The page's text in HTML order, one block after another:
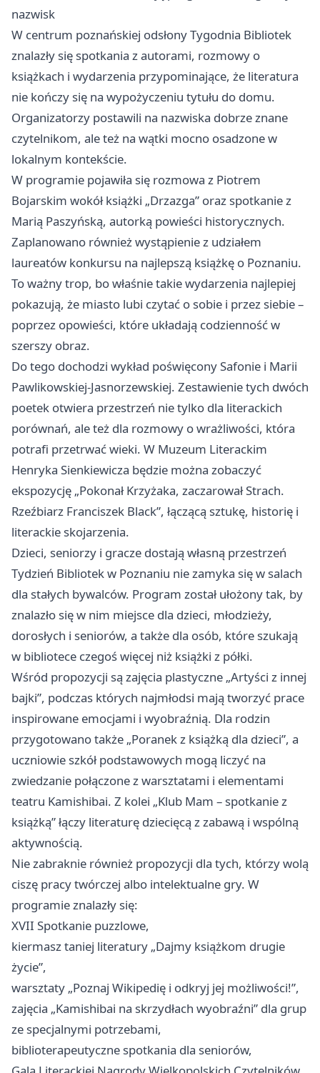
nazwisk
W centrum poznańskiej odsłony Tygodnia Bibliotek
znalazły się spotkania z autorami, rozmowy o
książkach i wydarzenia przypominające, że literatura
nie kończy się na wypożyczeniu tytułu do domu.
Organizatorzy postawili na nazwiska dobrze znane
czytelnikom, ale też na wątki mocno osadzone w
lokalnym kontekście.
W programie pojawiła się rozmowa z Piotrem
Bojarskim wokół książki „Drzazga” oraz spotkanie z
Marią Paszyńską, autorką powieści historycznych.
Zaplanowano również wystąpienie z udziałem
laureatów konkursu na najlepszą książkę o Poznaniu.
To ważny trop, bo właśnie takie wydarzenia najlepiej
pokazują, że miasto lubi czytać o sobie i przez siebie –
poprzez opowieści, które układają codzienność w
szerszy obraz.
Do tego dochodzi wykład poświęcony Safonie i Marii
Pawlikowskiej-Jasnorzewskiej. Zestawienie tych dwóch
poetek otwiera przestrzeń nie tylko dla literackich
porównań, ale też dla rozmowy o wrażliwości, która
potrafi przetrwać wieki. W Muzeum Literackim
Henryka Sienkiewicza będzie można zobaczyć
ekspozycję „Pokonał Krzyżaka, zaczarował Strach.
Rzeźbiarz Franciszek Black”, łączącą sztukę, historię i
literackie skojarzenia.
Dzieci, seniorzy i gracze dostają własną przestrzeń
Tydzień Bibliotek w Poznaniu nie zamyka się w salach
dla stałych bywalców. Program został ułożony tak, by
znalazło się w nim miejsce dla dzieci, młodzieży,
dorosłych i seniorów, a także dla osób, które szukają
w bibliotece czegoś więcej niż książki z półki.
Wśród propozycji są zajęcia plastyczne „Artyści z innej
bajki”, podczas których najmłodsi mają tworzyć prace
inspirowane emocjami i wyobraźnią. Dla rodzin
przygotowano także „Poranek z książką dla dzieci”, a
uczniowie szkół podstawowych mogą liczyć na
zwiedzanie połączone z warsztatami i elementami
teatru Kamishibai. Z kolei „Klub Mam – spotkanie z
książką” łączy literaturę dziecięcą z zabawą i wspólną
aktywnością.
Nie zabraknie również propozycji dla tych, którzy wolą
ciszę pracy twórczej albo intelektualne gry. W
programie znalazły się:
XVII Spotkanie puzzlowe,
kiermasz taniej literatury „Dajmy książkom drugie
życie”,
warsztaty „Poznaj Wikipedię i odkryj jej możliwości!”,
zajęcia „Kamishibai na skrzydłach wyobraźni” dla grup
ze specjalnymi potrzebami,
biblioterapeutyczne spotkania dla seniorów,